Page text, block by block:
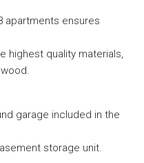
apartments ensures
highest quality materials,
garage included in the
storage unit.